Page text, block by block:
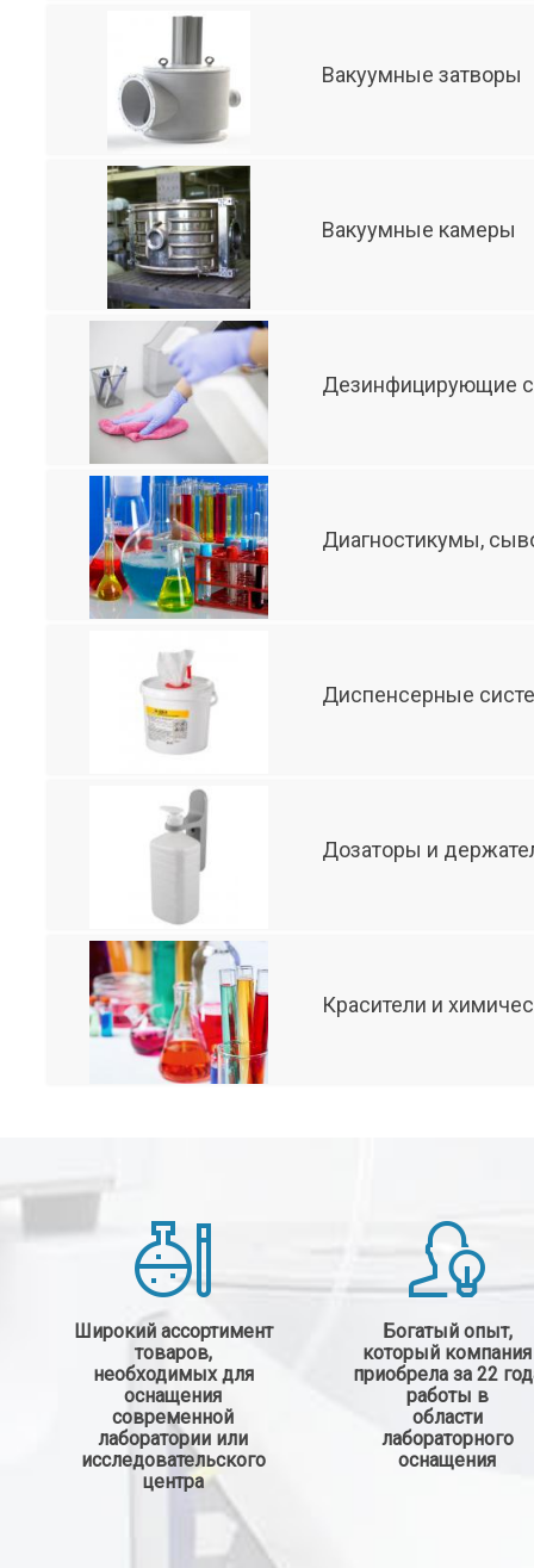
Вакуумные затворы
Вакуумные камеры
Дезинфицирующие
Диагностикумы,
Диспенсерные
Дозаторы и
Красители и
Широкий ассортимент
товаров,
необходимых для
оснащения
современной
лаборатории или
исследовательского
центра
Богатый опыт,
который компания
приобрела за 22
работы в
области
лабораторного
оснащения